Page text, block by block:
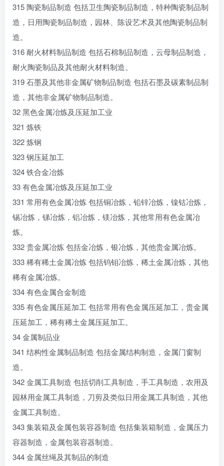
315 陶瓷制品制造 包括卫生陶瓷制品制造，特种陶瓷制品制
造，日用陶瓷制品制造，园林、陈设艺术及其他陶瓷制品制
造。
316 耐火材料制品制造 包括石棉制品制造，云母制品制造，
耐火陶瓷制品及其他耐火材料制造。
319 石墨及其他非金属矿物制品制造 包括石墨及碳素制品制
造，其他非金属矿物制品制造。
32 黑色金属冶炼及压延加工业
321 炼铁
322 炼钢
323 钢压延加工
324 铁合金冶炼
33 有色金属冶炼及压延加工业
331 常用有色金属冶炼 包括铜冶炼，铅锌冶炼，镍钴冶炼，
锡冶炼，锑冶炼，铝冶炼，镁冶炼，其他常用有色金属冶
炼。
332 贵金属冶炼 包括金冶炼，银冶炼，其他贵金属冶炼。
333 稀有稀土金属冶炼 包括钨钼冶炼，稀土金属冶炼，其他
稀有金属冶炼。
334 有色金属合金制造
335 有色金属压延加工 包括常用有色金属压延加工，贵金属
压延加工，稀有稀土金属压延加工。
34 金属制品业
341 结构性金属制品制造 包括金属结构制造，金属门窗制
造。
342 金属工具制造 包括切削工具制造，手工具制造，农用及
园林用金属工具制造，刀剪及类似日用金属工具制造，其他
金属工具制造。
343 集装箱及金属包装容器制造 包括集装箱制造，金属压力
容器制造，金属包装容器制造。
344 金属丝绳及其制品的制造